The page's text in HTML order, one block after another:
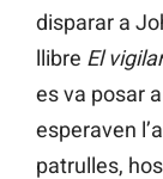
disparar a
llibre El
es va posar
esperaven
patrulles,